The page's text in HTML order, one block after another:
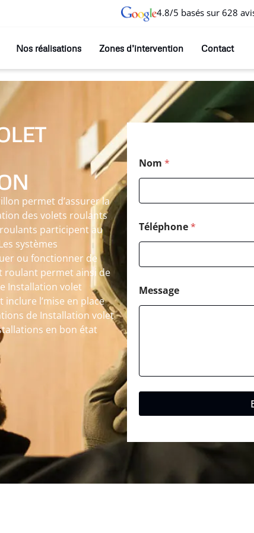
4.8/5 basés sur 628
Nos réalisations Zones d’intervention Contact
permet d’assurer la
des volets roulants
participent au
systèmes
ou fonctionner de
roulant permet ainsi de
Installation volet
l’mise en place
de Installation volet
en bon état
Nom *
Téléphone*
Message